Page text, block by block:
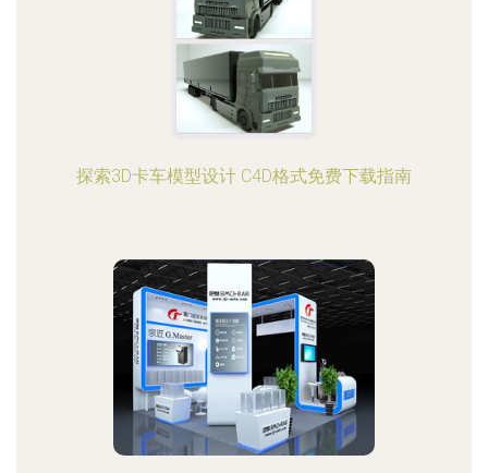
探索3D卡车模型设计 C4D格式免费下载指南